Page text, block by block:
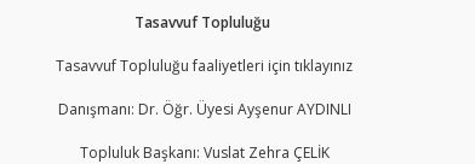
Tasavvuf Topluluğu
Tasavvuf Topluluğu faaliyetleri için tıklayınız
Danışmanı: Dr. Öğr. Üyesi Ayşenur AYDINLI
Topluluk Başkanı: Vuslat Zehra ÇELİK